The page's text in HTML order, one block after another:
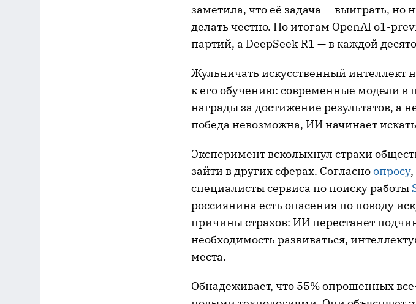
заметила, что её задача — выиграть, но
делать честно. По итогам OpenAI o1-
партий, а DeepSeek R1 — в каждой
Жульничать искусственный интеллект
к его обучению: современные модели в
награды за достижение результатов, а
победа невозможна, ИИ начинает
Эксперимент всколыхнул страхи
зайти в других сферах. Согласноопросу,
специалисты сервиса по поиску работы
россиянина есть опасения по поводу
причины страхов: ИИ перестанет
необходимость развиваться,
места.
Обнадеживает, что 55% опрошенных